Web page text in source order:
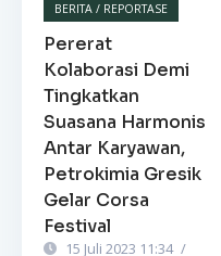
BERITA / REPORTASE
Pererat
Kolaborasi Demi
Tingkatkan
Suasana Harmonis
Antar Karyawan,
Petrokimia Gresik
Gelar Corsa
Festival
15 Juli 2023 11:34 /